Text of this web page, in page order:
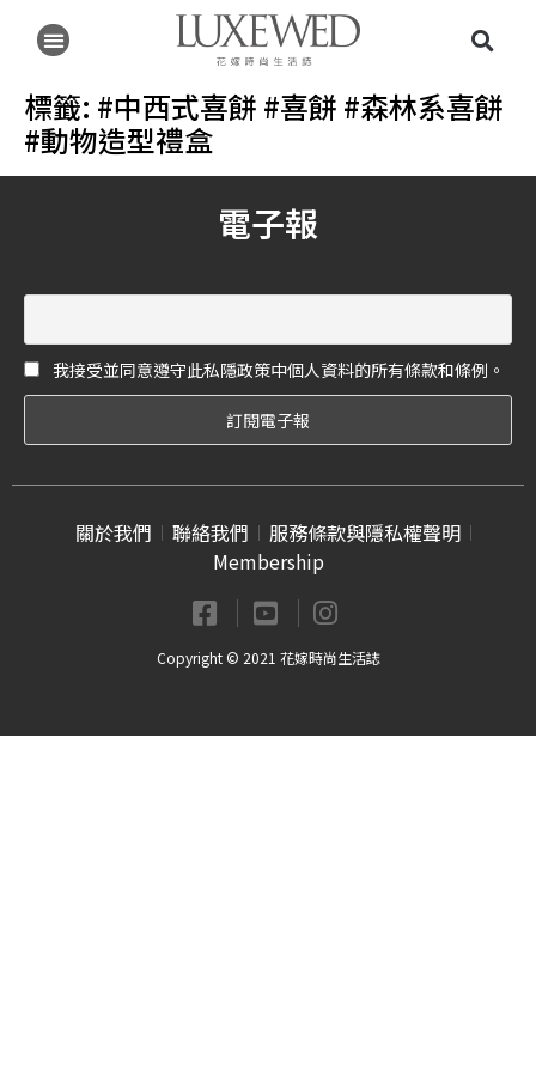
標籤: #中西式喜餅 #喜餅 #森林系喜餅
#動物造型禮盒
電子報
我接受並同意遵守此私隱政策中個人資料的所有條款和條例。
關於我們 聯絡我們
服務條款與隱私權聲明
Membership
Copyright © 2021 花嫁時尚生活誌